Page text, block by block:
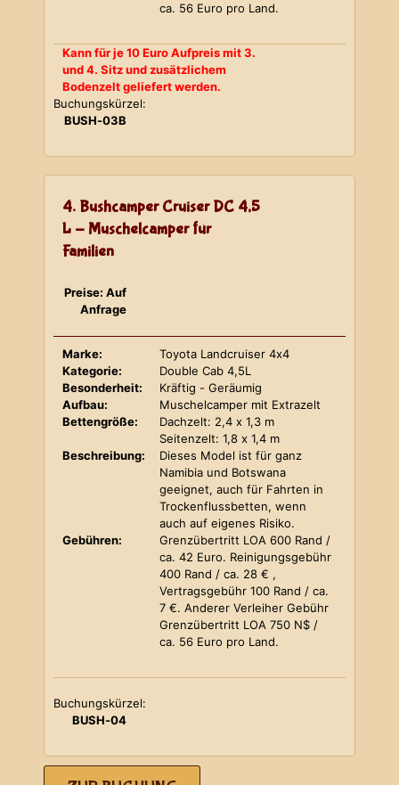
ca. 56 Euro pro Land.
Kann für je 10 Euro Aufpreis mit 3.
und 4. Sitz und zusätzlichem
Bodenzelt geliefert werden.
Buchungskürzel:
BUSH-03B
4. Bushcamper Cruiser DC 4,5
L - Muschelcamper für
Familien
Preise: Auf
Anfrage
Marke:
Toyota Landcruiser 4x4
Kategorie:
Double Cab 4,5L
Besonderheit:
Kräftig - Geräumig
Aufbau:
Muschelcamper mit Extrazelt
Bettengröße:
Dachzelt: 2,4 x 1,3 m
Seitenzelt: 1,8 x 1,4 m
Beschreibung:
Dieses Model ist für ganz
Namibia und Botswana
geeignet, auch für Fahrten in
Trockenflussbetten, wenn
auch auf eigenes Risiko.
Gebühren:
Grenzübertritt LOA 600 Rand /
ca. 42 Euro. Reinigungsgebühr
400 Rand / ca. 28 € ,
Vertragsgebühr 100 Rand / ca.
7 €. Anderer Verleiher Gebühr
Grenzübertritt LOA 750 N$ /
ca. 56 Euro pro Land.
Buchungskürzel:
BUSH-04